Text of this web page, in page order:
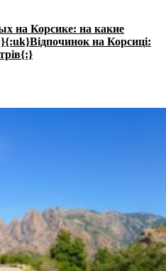
на Корсике: на какие
на Корсиці: